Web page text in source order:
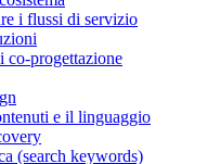
i flussi di servizio
co-progettazione
e il linguaggio
(search keywords)